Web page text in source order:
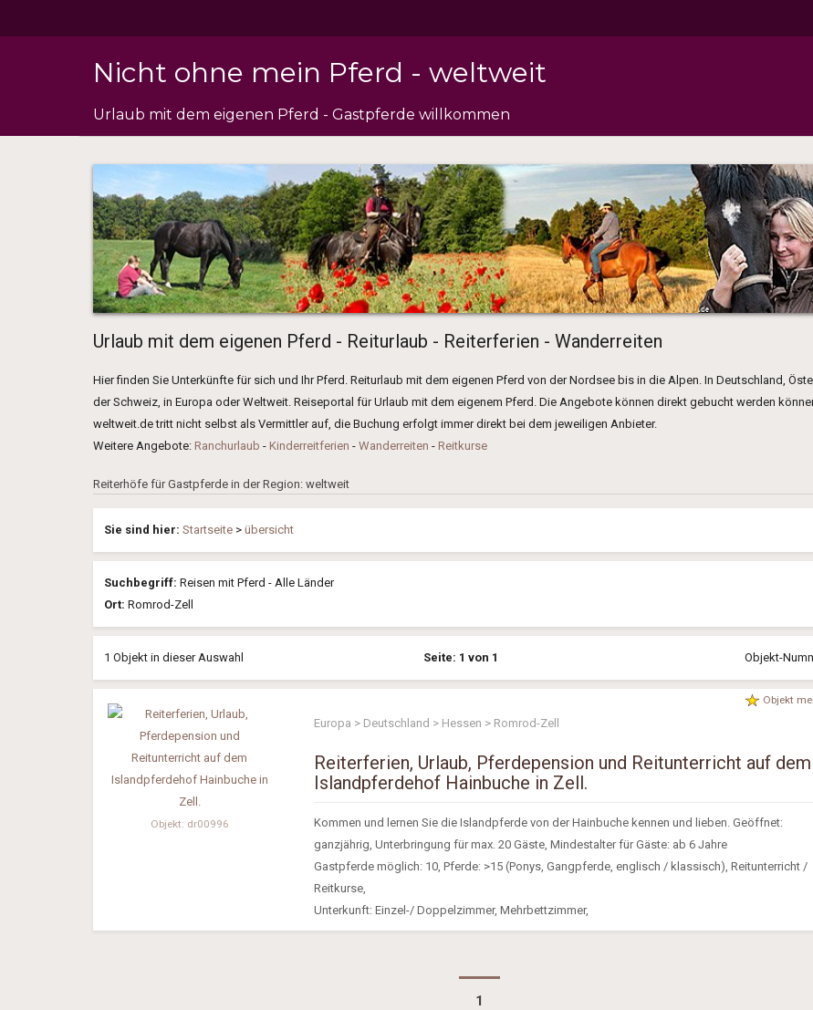
Nicht ohne mein Pferd - weltweit
Urlaub mit dem eigenen Pferd - Gastpferde willkommen
Urlaub mit dem eigenen Pferd - Reiturlaub - Reiterferien - Wanderreiten
Hier finden Sie Unterkünfte für sich und Ihr Pferd. Reiturlaub mit dem eigenen Pferd von der Nordsee bis in die Alpen. In Deutschland,
der Schweiz, in Europa oder Weltweit. Reiseportal für Urlaub mit dem eigenem Pferd. Die Angebote können direkt gebucht werden
weltweit.de tritt nicht selbst als Vermittler auf, die Buchung erfolgt immer direkt bei dem jeweiligen Anbieter.
Weitere Angebote: Ranchurlaub - Kinderreitferien - Wanderreiten - Reitkurse
Reiterhöfe für Gastpferde in der Region: weltweit
Sie sind hier: Startseite > übersicht
Suchbegriff: Reisen mit Pferd - Alle Länder
Ort: Romrod-Zell
1 Objekt in dieser Auswahl Seite: 1 von 1 Objekt-
Objekt: dr00996
Objekt
Europa > Deutschland > Hessen > Romrod-Zell
Reiterferien, Urlaub, Pferdepension und Reitunterricht auf dem
Islandpferdehof Hainbuche in Zell.
Kommen und lernen Sie die Islandpferde von der Hainbuche kennen und lieben. Geöffnet:
ganzjährig, Unterbringung für max. 20 Gäste, Mindestalter für Gäste: ab 6 Jahre
Gastpferde möglich: 10, Pferde: >15 (Ponys, Gangpferde, englisch / klassisch), Reitunterricht /
Reitkurse,
Unterkunft: Einzel-/ Doppelzimmer, Mehrbettzimmer,
1